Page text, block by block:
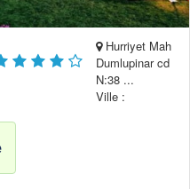
Hurriyet Mah
Dumlupinar cd
N:38 ...
Ville :